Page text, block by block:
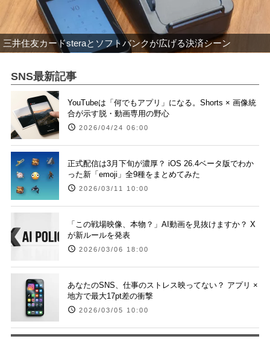
三井住友カードsteraとソフトバンクが広げる決済シーン
SNS最新記事
YouTubeは「何でもアプリ」になる。Shorts × 画像統
合が示す脱・動画専用の野心
2026/04/24 06:00
正式配信は3月下旬が濃厚？ iOS 26.4ベータ版でわか
った新「emoji」全9種をまとめてみた
2026/03/11 10:00
「この戦場映像、本物？」AI動画を見抜けますか？ X
が新ルールを発表
2026/03/06 18:00
あなたのSNS、仕事のストレス映ってない？ アプリ ×
地方で最大17pt差の衝撃
2026/03/05 10:00